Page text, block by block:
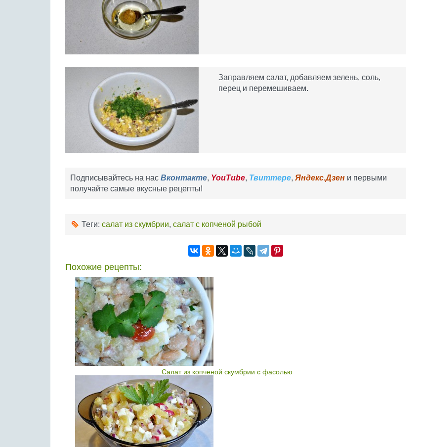
Заправляем салат, добавляем зелень, соль,
перец и перемешиваем.
Подписывайтесь на нас Вконтакте, YouTube, Твиттере, Яндекс.Дзен и первыми
получайте самые вкусные рецепты!
Теги: салат из скумбрии, салат с копченой рыбой
Похожие рецепты:
Салат из копченой скумбрии с фасолью